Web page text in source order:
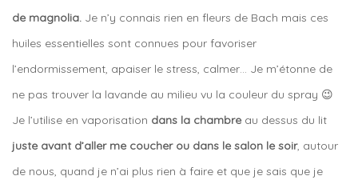
de magnolia. Je n’y connais rien en fleurs de Bach mais ces
huiles essentielles sont connues pour favoriser
l’endormissement, apaiser le stress, calmer… Je m’étonne de
ne pas trouver la lavande au milieu vu la couleur du spray 😉
Je l’utilise en vaporisation dans la chambre au dessus du lit
juste avant d’aller me coucher ou dans le salon le soir, autour
de nous, quand je n’ai plus rien à faire et que je sais que je